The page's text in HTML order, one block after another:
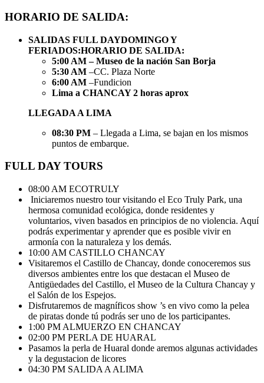
HORARIO DE SALIDA:
SALIDAS FULL DAYDOMINGO Y
FERIADOS:HORARIO DE SALIDA:
5:00 AM – Museo de la nación San Borja
5:30 AM –CC. Plaza Norte
6:00 AM –Fundicion
Lima a CHANCAY 2 horas aprox
LLEGADA A LIMA
08:30 PM – Llegada a Lima, se bajan en los mismos
puntos de embarque.
FULL DAY TOURS
08:00 AM ECOTRULY
Iniciaremos nuestro tour visitando el Eco Truly Park, una
hermosa comunidad ecológica, donde residentes y
voluntarios, viven basados en principios de no violencia. Aquí
podrás experimentar y aprender que es posible vivir en
armonía con la naturaleza y los demás.
10:00 AM CASTILLO CHANCAY
Visitaremos el Castillo de Chancay, donde conoceremos sus
diversos ambientes entre los que destacan el Museo de
Antigüedades del Castillo, el Museo de la Cultura Chancay y
el Salón de los Espejos.
Disfrutaremos de magníficos show ’s en vivo como la pelea
de piratas donde tú podrás ser uno de los participantes.
1:00 PM ALMUERZO EN CHANCAY
02:00 PM PERLA DE HUARAL
Pasamos la perla de Huaral donde aremos algunas actividades
y la degustacion de licores
04:30 PM SALIDA A ALIMA